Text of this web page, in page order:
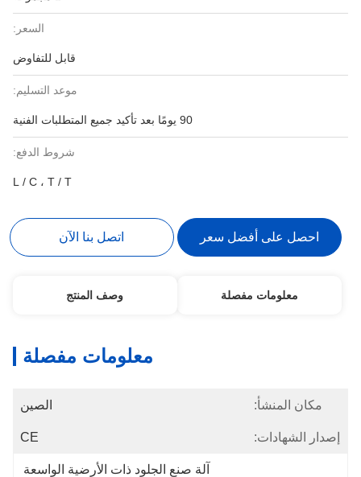
السعر:
قابل للتفاوض
موعد التسليم:
90 يومًا بعد تأكيد جميع المتطلبات الفنية
شروط الدفع:
L / C ، T / T
احصل على أفضل سعر اتصل بنا الآن
معلومات مفصلة وصف المنتج
معلومات مفصلة
مكان المنشأ: الصين
إصدار الشهادات: CE
آلة صنع الجلود ذات الأرضية الواسعة